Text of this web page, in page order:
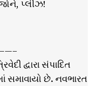
પ્લીઝ!
દ્વારા સંપાદિત
સમાવાયો છે. નવભારત